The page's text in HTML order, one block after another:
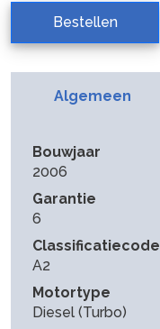
Bestellen
Algemeen
Bouwjaar
2006
Garantie
6
Classificatiecode
A2
Motortype
Diesel (Turbo)